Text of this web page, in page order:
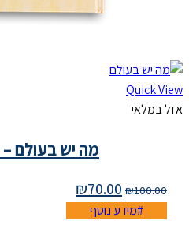
מה יש בעולם –
₪70.00
מידע נוסף